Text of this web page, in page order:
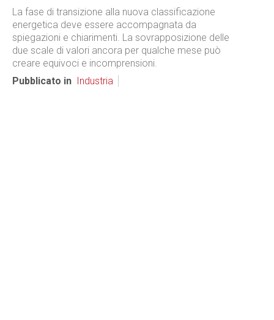
La fase di transizione alla nuova classificazione
energetica deve essere accompagnata da
spiegazioni e chiarimenti. La sovrapposizione delle
due scale di valori ancora per qualche mese può
creare equivoci e incomprensioni.
Pubblicato in
Industria